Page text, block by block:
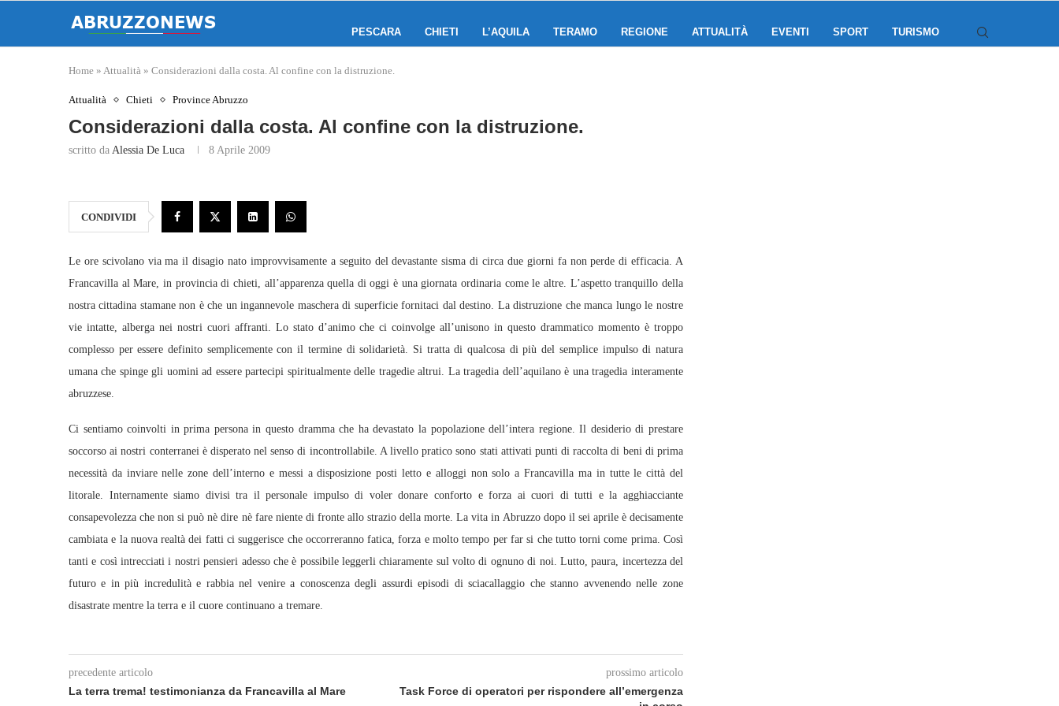
PESCARA CHIETI L’AQUILA TERAMO REGIONE ATTUALITÀ EVENTI SPORT TURISMO
Home » Attualità » Considerazioni dalla costa. Al confine con la distruzione.
Attualità Chieti Province Abruzzo
Considerazioni dalla costa. Al confine con la distruzione.
scritto da Alessia De Luca 8 Aprile 2009
CONDIVIDI
Le ore scivolano via ma il disagio nato improvvisamente a seguito del devastante sisma di circa due giorni fa non perde di efficacia. A
Francavilla al Mare, in provincia di chieti, all’apparenza quella di oggi è una giornata ordinaria come le altre. L’aspetto tranquillo della
nostra cittadina stamane non è che un ingannevole maschera di superficie fornitaci dal destino. La distruzione che manca lungo le nostre
vie intatte, alberga nei nostri cuori affranti. Lo stato d’animo che ci coinvolge all’unisono in questo drammatico momento è troppo
complesso per essere definito semplicemente con il termine di solidarietà. Si tratta di qualcosa di più del semplice impulso di natura
umana che spinge gli uomini ad essere partecipi spiritualmente delle tragedie altrui. La tragedia dell’aquilano è una tragedia interamente
abruzzese.
Ci sentiamo coinvolti in prima persona in questo dramma che ha devastato la popolazione dell’intera regione. Il desiderio di prestare
soccorso ai nostri conterranei è disperato nel senso di incontrollabile. A livello pratico sono stati attivati punti di raccolta di beni di prima
necessità da inviare nelle zone dell’interno e messi a disposizione posti letto e alloggi non solo a Francavilla ma in tutte le città del
litorale. Internamente siamo divisi tra il personale impulso di voler donare conforto e forza ai cuori di tutti e la agghiacciante
consapevolezza che non si può nè dire nè fare niente di fronte allo strazio della morte. La vita in Abruzzo dopo il sei aprile è decisamente
cambiata e la nuova realtà dei fatti ci suggerisce che occorreranno fatica, forza e molto tempo per far si che tutto torni come prima. Così
tanti e così intrecciati i nostri pensieri adesso che è possibile leggerli chiaramente sul volto di ognuno di noi. Lutto, paura, incertezza del
futuro e in più incredulità e rabbia nel venire a conoscenza degli assurdi episodi di sciacallaggio che stanno avvenendo nelle zone
disastrate mentre la terra e il cuore continuano a tremare.
precedente articolo
La terra trema! testimonianza da Francavilla al Mare
prossimo articolo
Task Force di operatori per rispondere all’emergenza